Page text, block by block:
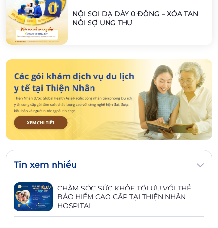
NỘI SOI DẠ DÀY 0 ĐỒNG – XÓA TAN
NỖI SỢ UNG THƯ
Tin xem nhiều
CHĂM SÓC SỨC KHỎE TỐI ƯU VỚI THẺ
BẢO HIỂM CAO CẤP TẠI THIỆN NHÂN
HOSPITAL